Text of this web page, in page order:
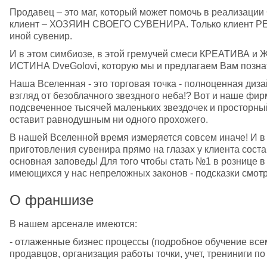
Продавец – это маг, который может помочь в
клиент – ХОЗЯИН СВОЕГО СУВЕНИРА. Только клиент
иной сувенир.
И в этом симбиозе, в этой гремучей смеси
ИСТИНА DveGolovi, которую мы и предлагаем Вам
Наша Вселенная - это торговая точка - полноценная
взгляд от безоблачного звездного неба!? Вот и наше
подсвеченное тысячей маленьких звездочек и
оставит равнодушным ни одного прохожего.
В нашей Вселенной время измеряется совсем иначе! И в
приготовления сувенира прямо на глазах у клиента
основная заповедь! Для того чтобы стать №1 в рознице
имеющихся у нас непреложных законов - подсказки
О франшизе
В нашем арсенале имеются:
- отлаженные бизнес процессы (подробное обучение
продавцов, организация работы точки, учет, трениниги